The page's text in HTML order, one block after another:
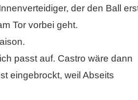
der den Ball
Tor vorbei geht.
passt auf. Castro wäre dann
eingebrockt, weil Abseits